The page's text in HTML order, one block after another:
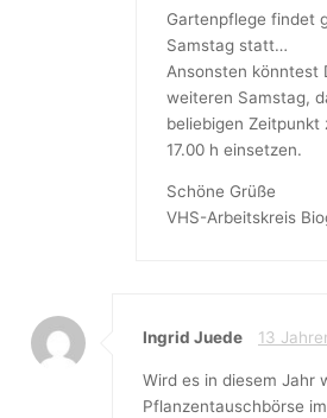
Gartenpflege findet
Samstag statt…
Ansonsten könntest
weiteren Samstag,
beliebigen Zeitpunkt
17.00 h einsetzen.
Schöne Grüße
VHS-Arbeitskreis
Ingrid Juede 13
Wird es in diesem Jahr
Pflanzentauschbörse